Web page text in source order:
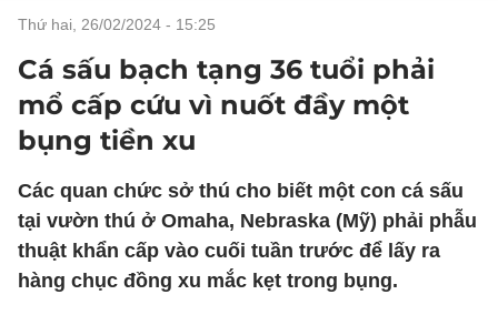
thứ hai, 26/02/2024 - 15:25
Cá sấu bạch tạng 36 tuổi phải
mổ cấp cứu vì nuốt đầy một
bụng tiền xu
Các quan chức sở thú cho biết một con cá sấu
tại vườn thú ở Omaha, Nebraska (Mỹ) phải phẫu
thuật khẩn cấp vào cuối tuần trước để lấy ra
hàng chục đồng xu mắc kẹt trong bụng.